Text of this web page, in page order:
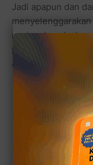
Jadi apapun dan
nasional, maka
peduli dengan
ambil bagian.